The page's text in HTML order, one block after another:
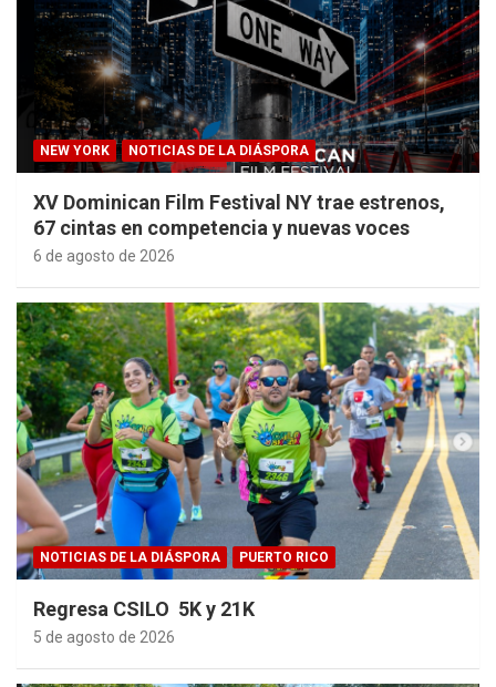
NEW YORK NOTICIAS DE LA DIÁSPORA
XV Dominican Film Festival NY trae estrenos,
67 cintas en competencia y nuevas voces
6 de agosto de 2026
NOTICIAS DE LA DIÁSPORA PUERTO RICO
Regresa CSILO 5K y 21K
5 de agosto de 2026